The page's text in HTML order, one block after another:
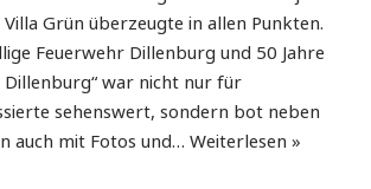
Grün überzeugte in allen Punkten.
Feuerwehr Dillenburg und 50 Jahre
war nicht nur für
sehenswert, sondern bot neben
auch mit Fotos und…Weiterlesen »